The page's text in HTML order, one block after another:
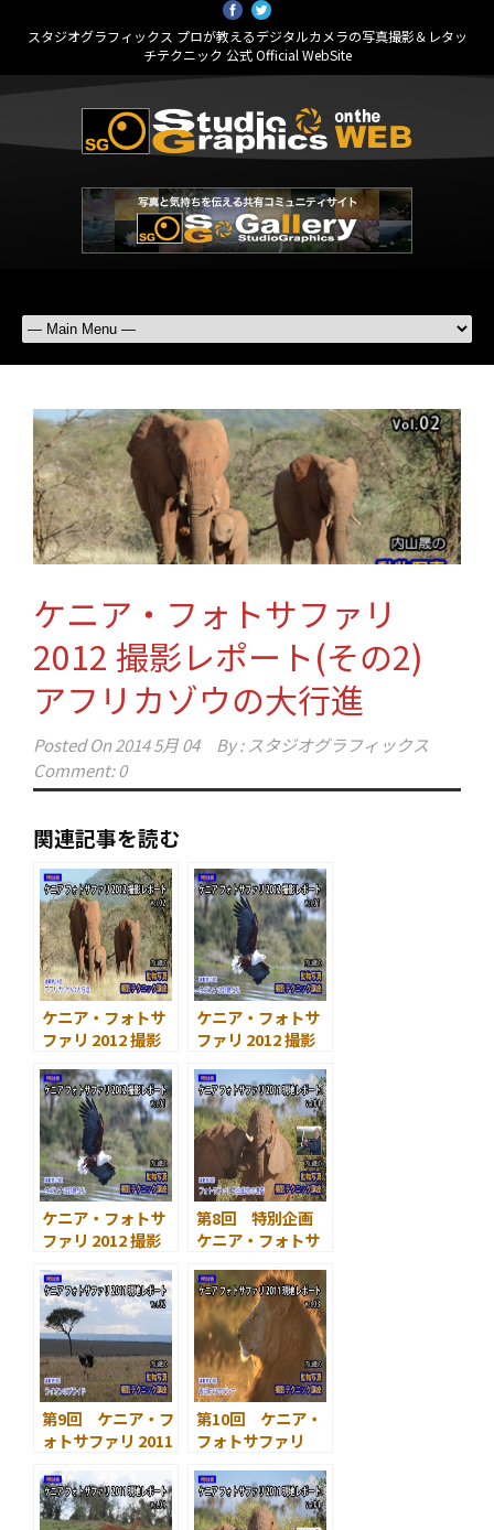
スタジオグラフィックス プロが教えるデジタルカメラの写真撮影＆レタッ
チテクニック 公式 Official WebSite
ケニア・フォトサファリ
2012 撮影レポート(その2)
アフリカゾウの大行進
Posted On2014 5月 04 By : スタジオグラフィックス
Comment: 0
関連記事を読む
ケニア・フォトサ
ファリ 2012 撮影
フリカゾウの大行
進
ケニア・フォトサ
ファリ 2012 撮影
バンナの野鳥たち
ケニア・フォトサ
ファリ 2012 撮影
バンナの野鳥たち
第8回 特別企画
ケニア・フォトサ
ンナ現地レポート
1 野生動物の世界
第9回 ケニア・フ
ォトサファリ 2011
イオンのプライド
第10回 ケニア・
フォトサファリ
3 夜明けのサバン
ナ